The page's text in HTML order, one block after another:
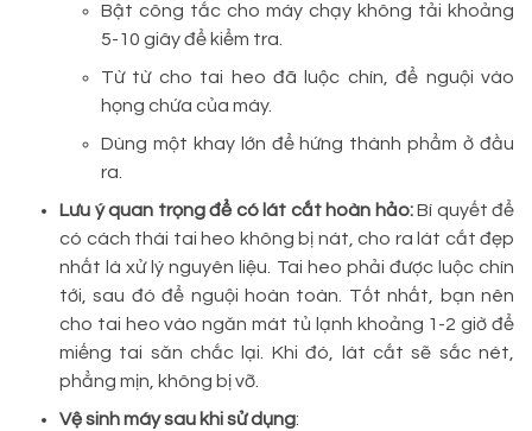
Bật công tắc cho máy chạy không tải khoảng
5-10 giây để kiểm tra.
Từ từ cho tai heo đã luộc chín, để nguội vào
họng chứa của máy.
Dùng một khay lớn để hứng thành phẩm ở đầu
ra.
Lưu ý quan trọng để có lát cắt hoàn hảo:Bí quyết để
có cách thái tai heo không bị nát, cho ra lát cắt đẹp
nhất là xử lý nguyên liệu. Tai heo phải được luộc chín
tới, sau đó để nguội hoàn toàn. Tốt nhất, bạn nên
cho tai heo vào ngăn mát tủ lạnh khoảng 1-2 giờ để
miếng tai săn chắc lại. Khi đó, lát cắt sẽ sắc nét,
phẳng mịn, không bị vỡ.
Vệ sinh máy sau khi sử dụng: